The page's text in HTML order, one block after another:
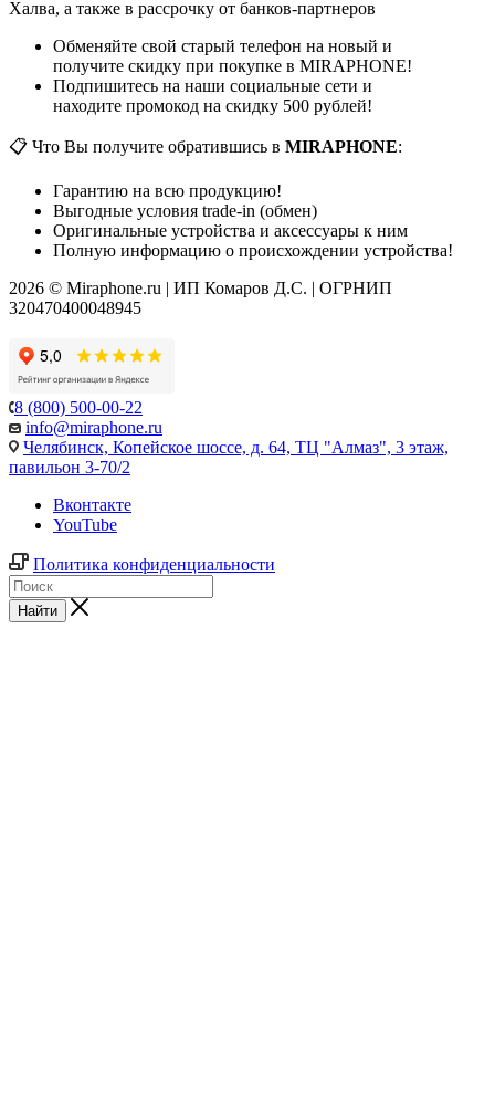
Халва, а также в рассрочку от банков-партнеров
Обменяйте свой старый телефон на новый и
получите скидку при покупке в MIRAPHONE!
Подпишитесь на наши социальные сети и
находите промокод на скидку 500 рублей!
📋 Что Вы получите обратившись в MIRAPHONE:
Гарантию на всю продукцию!
Выгодные условия trade-in (обмен)
Оригинальные устройства и аксессуары к ним
Полную информацию о происхождении устройства!
2026 © Miraphone.ru | ИП Комаров Д.С. | ОГРНИП
320470400048945
8 (800) 500-00-22
info@miraphone.ru
Челябинск, Копейское шоссе, д. 64, ТЦ "Алмаз", 3 этаж,
павильон 3-70/2
Вконтакте
YouTube
Политика конфиденциальности
Найти